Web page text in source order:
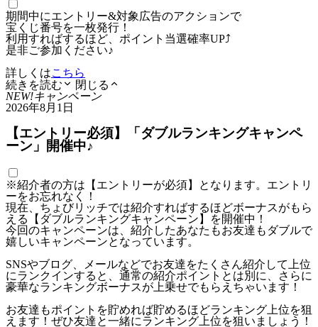
期間中にエントリー&対象広告のアクションで
宝くじ番号を一枚発行！
利用すればするほど、ポイント当選確率UP⤴
是非ご参加ください♪
詳しくはこちら
続きを読む
閉じる
NEW!キャンペーン
2026年8月1日
【エントリー必須】「ダブルランキングキャンペ
ーン」開催中♪
※紹介者の方は【エントリーが必須】となります。エントリ
ーをお忘れなく！
現在、ちょびリッチでは紹介すればするほどボーナスがもら
える【ダブルランキングキャンペーン】を開催中！
今回のキャンペーンは、紹介したあなたもお友達もダブルで
嬉しいキャンペーンとなっています。
SNSやブログ、メールなどでお友達をたくさん紹介して上位
にランクインすると、通常の紹介ポイントとは別に、さらに
豪華なランキングボーナスが上乗せでもらえちゃいます！
お友達もポイントを貯めれば貯めるほどランキング上位を狙
えます！ぜひ友達と一緒にランキング上位を狙いましょう！